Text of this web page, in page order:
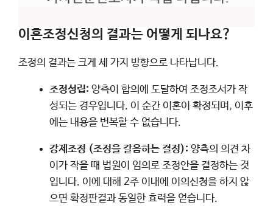
이혼조정신청의 결과는 어떻게 되나요?
조정의 결과는 크게 세 가지 방향으로 나타납니다.
조정성립: 양측이 합의에 도달하여 조정조서가 작
성되는 경우입니다. 이 순간 이혼이 확정되며, 이후
에는 내용을 번복할 수 없습니다.
강제조정 (조정을 갈음하는 결정): 양측의 의견 차
이가 작을 때 법원이 임의로 조정안을 결정하는 것
입니다. 이에 대해 2주 이내에 이의신청을 하지 않
으면 확정판결과 동일한 효력을 얻습니다.